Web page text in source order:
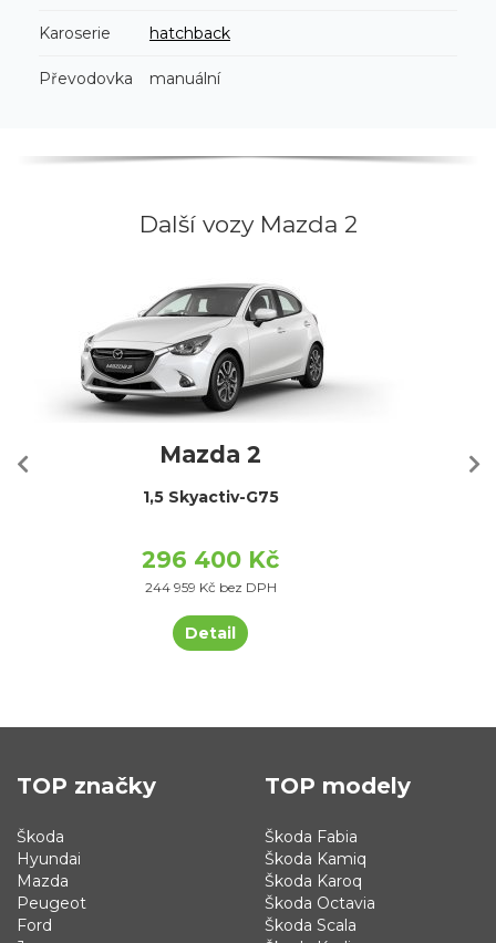
Karoserie hatchback
Převodovka manuální
Další vozy Mazda 2
Mazda 2
1,5 Skyactiv-G75
296 400 Kč
244 959 Kč bez DPH
Detail
TOP značky
Škoda
Hyundai
Mazda
Peugeot
Ford
TOP modely
Škoda Fabia
Škoda Kamiq
Škoda Karoq
Škoda Octavia
Škoda Scala